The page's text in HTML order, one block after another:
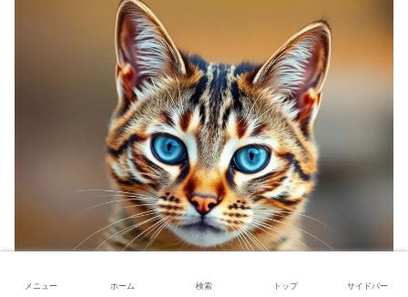
メニュー ホーム 検索 トップ サイドバー